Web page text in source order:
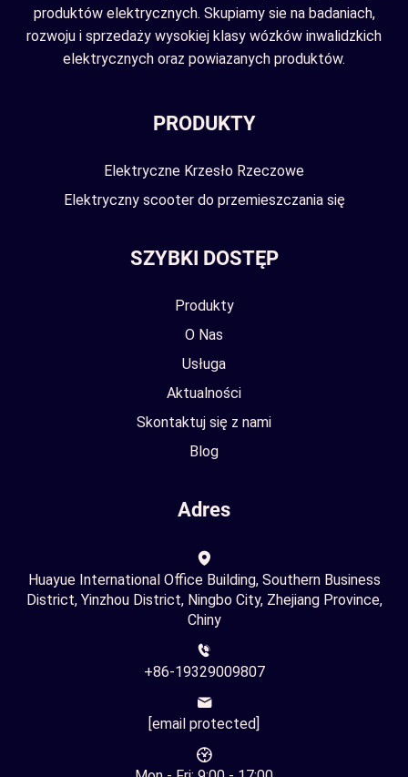
produktów elektrycznych. Skupiamy sie na badaniach,
rozwoju i sprzedaży wysokiej klasy wózków inwalidzkich
elektrycznych oraz powiazanych produktów.
PRODUKTY
Elektryczne Krzesło Rzeczowe
Elektryczny scooter do przemieszczania się
SZYBKI DOSTĘP
Produkty
O Nas
Usługa
Aktualności
Skontaktuj się z nami
Blog
Adres
Huayue International Office Building, Southern Business
District, Yinzhou District, Ningbo City, Zhejiang Province,
Chiny
+86-19329009807
[email protected]